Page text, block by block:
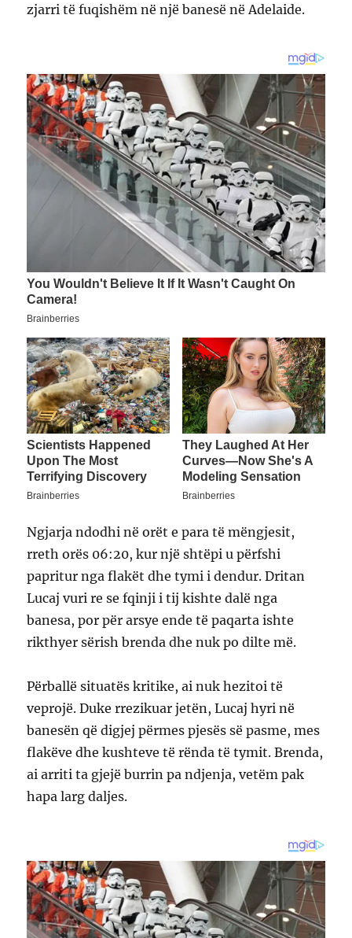
zjarri të fuqishëm në një banesë në Adelaide.
Ngjarja ndodhi në orët e para të mëngjesit,
rreth orës 06:20, kur një shtëpi u përfshi
papritur nga flakët dhe tymi i dendur. Dritan
Lucaj vuri re se fqinji i tij kishte dalë nga
banesa, por për arsye ende të paqarta ishte
rikthyer sërish brenda dhe nuk po dilte më.
Përballë situatës kritike, ai nuk hezitoi të
veprojë. Duke rrezikuar jetën, Lucaj hyri në
banesën që digjej përmes pjesës së pasme, mes
flakëve dhe kushteve të rënda të tymit. Brenda,
ai arriti ta gjejë burrin pa ndjenja, vetëm pak
hapa larg daljes.